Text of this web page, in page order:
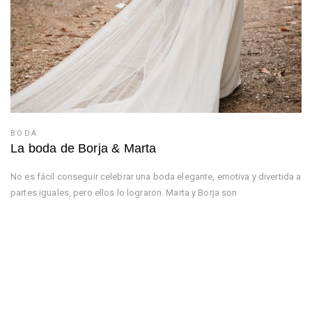
BODA
La boda de Borja & Marta
No es fácil conseguir celebrar una boda elegante, emotiva y divertida a
partes iguales, pero ellos lo lograron. Marta y Borja son